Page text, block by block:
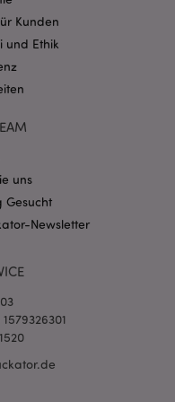
Kunden
und Ethik
uns
Gesucht
Newsletter
CookieScript